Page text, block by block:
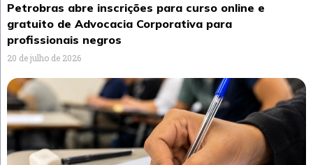
Petrobras abre inscrições para curso online e
gratuito de Advocacia Corporativa para
profissionais negros
20 de julho de 2026